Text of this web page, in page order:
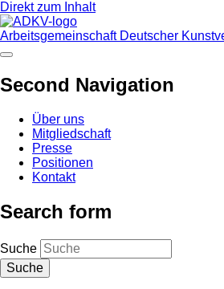
Direkt zum Inhalt
Arbeitsgemeinschaft Deutscher
Second Navigation
Über uns
Mitgliedschaft
Presse
Positionen
Kontakt
Search form
Suche